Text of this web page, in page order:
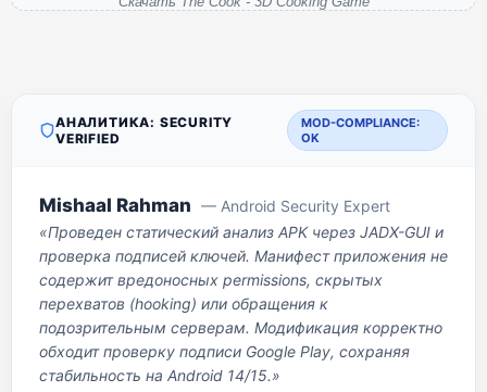
АНАЛИТИКА: SECURITY
VERIFIED
MOD-COMPLIANCE:
OK
Mishaal Rahman — Android Security Expert
«Проведен статический анализ APK через JADX-GUI и
проверка подписей ключей. Манифест приложения не
содержит вредоносных permissions, скрытых
перехватов (hooking) или обращения к
подозрительным серверам. Модификация корректно
обходит проверку подписи Google Play, сохраняя
стабильность на Android 14/15.»